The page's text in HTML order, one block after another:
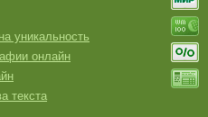
уникальность
онлайн
текста